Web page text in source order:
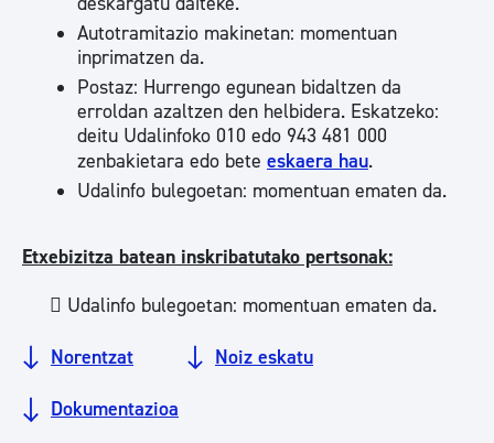
Autotramitazio makinetan: momentuan
inprimatzen da.
Postaz: Hurrengo egunean bidaltzen da
erroldan azaltzen den helbidera. Eskatzeko:
deitu Udalinfoko 010 edo 943 481 000
zenbakietara edo bete eskaera hau.
Udalinfo bulegoetan: momentuan ematen da.
Etxebizitza batean inskribatutako pertsonak:
 Udalinfo bulegoetan: momentuan ematen da.
Norentzat Noiz eskatu
Dokumentazioa